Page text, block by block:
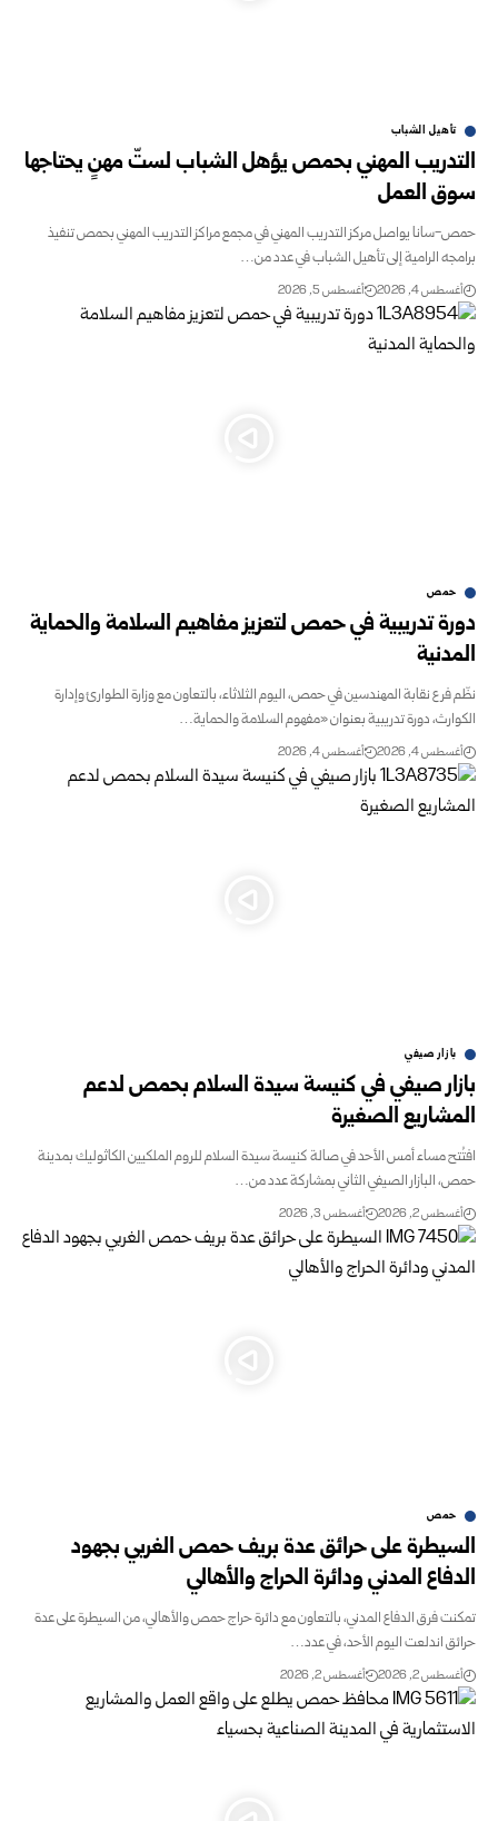
تأهيل الشباب
التدريب المهني بحمص يؤهل الشباب لستّ مهنٍ يحتاجها
سوق العمل
حمص-سانا‏‏ ‏يواصل مركز التدريب المهني في مجمع مراكز التدريب المهني بحمص تنفيذ
برامجه الرامية إلى ‏تأهيل الشباب في عدد من…
أغسطس 4, 2026 أغسطس 5, 2026
حمص
دورة تدريبية في حمص لتعزيز مفاهيم السلامة والحماية
المدنية
نظّم فرع نقابة المهندسين في حمص، اليوم الثلاثاء، بالتعاون مع وزارة الطوارئ وإدارة
الكوارث، دورة تدريبية بعنوان ‌‏«مفهوم السلامة والحماية…
أغسطس 4, 2026 أغسطس 4, 2026
بازار صيفي
بازار صيفي في كنيسة سيدة السلام بحمص لدعم
المشاريع الصغيرة
افتُتح مساء أمس الأحد في صالة كنيسة سيدة السلام للروم الملكيين الكاثوليك بمدينة
حمص، البازار الصيفي الثاني بمشاركة عدد من…
أغسطس 2, 2026 أغسطس 3, 2026
حمص
السيطرة على حرائق عدة بريف حمص الغربي بجهود
الدفاع المدني ودائرة الحراج والأهالي
تمكنت فرق الدفاع المدني، بالتعاون مع دائرة حراج حمص والأهالي، من السيطرة على عدة
حرائق اندلعت اليوم الأحد، في عدد…
أغسطس 2, 2026 أغسطس 2, 2026